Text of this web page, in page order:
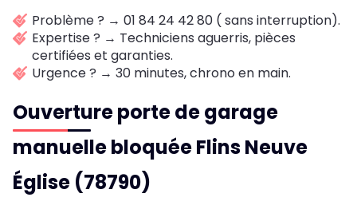
Problème ? → 01 84 24 42 80 ( sans interruption).
Expertise ? → Techniciens aguerris, pièces
certifiées et garanties.
Urgence ? → 30 minutes, chrono en main.
Ouverture porte de garage
manuelle bloquée Flins Neuve
Église (78790)